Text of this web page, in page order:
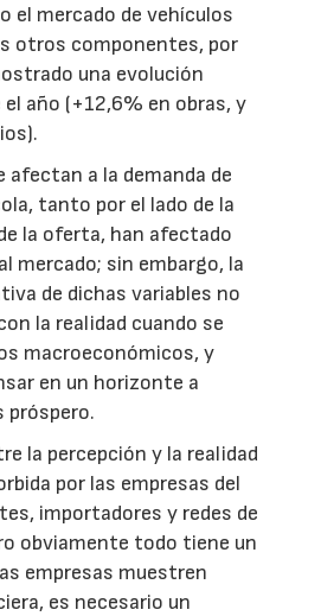
el mercado de vehículos
otros componentes, por
una evolución
año (+12,6% en obras, y
afectan a la demanda de
tanto por el lado de la
la oferta, han afectado
mercado; sin embargo, la
de dichas variables no
la realidad cuando se
macroeconómicos, y
en un horizonte a
próspero.
la percepción y la realidad
por las empresas del
importadores y redes de
obviamente todo tiene un
empresas muestren
es necesario un